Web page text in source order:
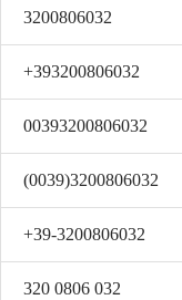
3200806032
+393200806032
00393200806032
(0039)3200806032
+39-3200806032
320 0806 032